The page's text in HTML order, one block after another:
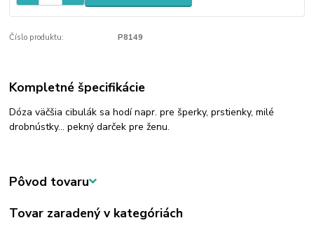
Číslo produktu: P8149
Kompletné špecifikácie
Dóza väčšia cibulák sa hodí napr. pre šperky, prstienky, milé
drobnústky... pekný darček pre ženu.
Pôvod tovaru
Tovar zaradený v kategóriách